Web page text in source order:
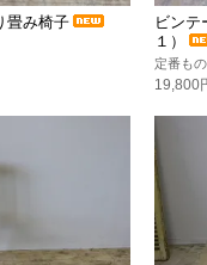
み椅子
ビン
１）
定番もの
19,800